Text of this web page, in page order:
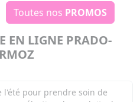
Toutes nos PROMOS
EN LIGNE PRADO-
l'été pour prendre soin de